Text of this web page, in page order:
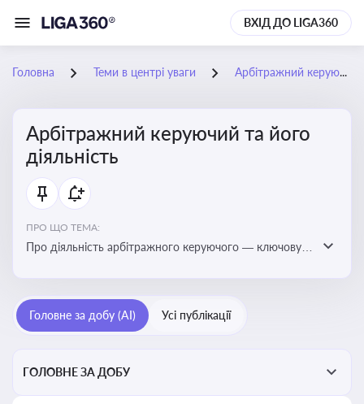
ВХІД ДО LIGA360
Головна Теми в центрі уваги Арбітражний керуючий та його діяльність
Арбітражний керуючий та його
діяльність
ПРО ЩО ТЕМА:
Про діяльність арбітражного керуючого — ключову
Головне за добу (AI) Усі публікації
ГОЛОВНЕ ЗА ДОБУ